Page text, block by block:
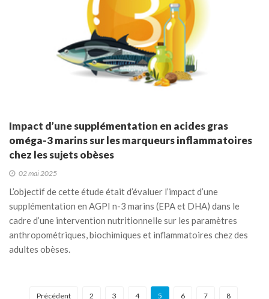
Impact d’une supplémentation en acides gras
oméga-3 marins sur les marqueurs inflammatoires
chez les sujets obèses
02 mai 2025
L’objectif de cette étude était d’évaluer l’impact d’une
supplémentation en AGPI n-3 marins (EPA et DHA) dans le
cadre d’une intervention nutritionnelle sur les paramètres
anthropométriques, biochimiques et inflammatoires chez des
adultes obèses.
Précédent 2 3 4 5 6 7 8